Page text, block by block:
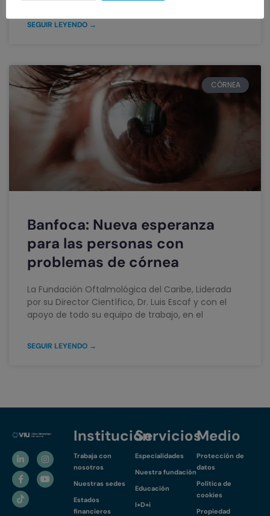
SEGUIR LEYENDO →
CÓRNEA
Banfoca: Nueva esperanza
para las personas con
problemas de córnea
La Fundación Oftalmológica del Caribe, Liderada
por su Director Científico, Dr. Luis Escaf y con el
apoyo de todo su equipo de trabajo, en el
SEGUIR LEYENDO →
Institución
Trabaja con
nosotros
Nuestras sedes
Estados
financieros
Servicios
Especialidades
Nuestra fundación
Educación
I+D+i
Medio
Protección de
datos
Política de
cookies
Propiedad